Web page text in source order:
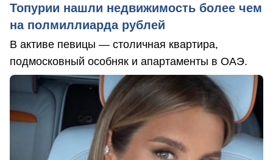
Топурии нашли недвижимость более чем
на полмиллиарда рублей
В активе певицы — столичная квартира,
подмосковный особняк и апартаменты в ОАЭ.